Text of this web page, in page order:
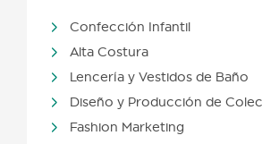
Confección Infantil
Alta Costura
Lencería y Vestidos de Baño
Diseño y Producción de
Fashion Marketing